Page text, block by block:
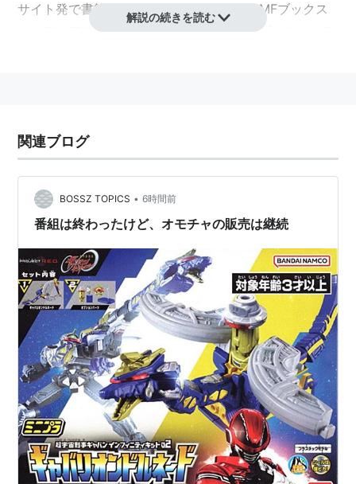
サイト発で書籍化される作品も存在する。MFブックス
（メディアファクトリー）、アリアンローズ（フロンテ
http://syosetu.com/
魔法科高校の劣等生（佐島勤）
ログ・ホライズン（橙乃ままれ）
竜殺しの過ごす日々（赤雪トナ）
オーバーロード
（丸山くがね）
この素晴らしい世界に祝福を！
（暁なつめ）
無職転生 〜異世界行ったら本気だす〜（理不尽な孫
の手）
ナイツ＆マジック（天酒之瓢）
Re:ゼロから始める異世界生活（鼠色猫）
異世界食堂（犬塚惇平）
異世界はスマートフォンとともに。（冬原パトラ）
君の膵臓をたべたい（住野よる）
盾の勇者の成り上がり（アネコユサギ ）
解説の続きを読む
関連ブログ
BOSSZ TOPICS • 6時間前
番組は終わったけど、オモチャの販売は継続